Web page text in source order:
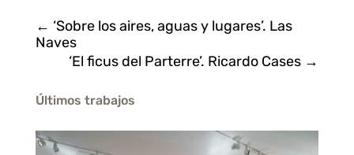
← ‘Sobre los aires, aguas y lugares’. Las
Naves
‘El ficus del Parterre’. Ricardo Cases →
Últimos trabajos